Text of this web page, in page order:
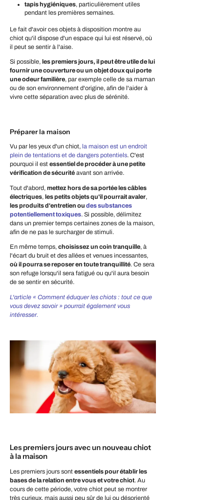
tapis hygiéniques, particulièrement utiles
pendant les premières semaines.
Le fait d'avoir ces objets à disposition montre au
chiot qu'il dispose d'un espace qui lui est réservé, où
il peut se sentir à l'aise.
Si possible, les premiers jours, il peut être utile de lui
fournir une couverture ou un objet doux qui porte
une odeur familière, par exemple celle de sa maman
ou de son environnement d'origine, afin de l'aider à
vivre cette séparation avec plus de sérénité.
Préparer la maison
Vu par les yeux d'un chiot, la maison est un endroit
plein de tentations et de dangers potentiels. C'est
pourquoi il est essentiel de procéder à une petite
vérification de sécurité avant son arrivée.
Tout d'abord, mettez hors de sa portée les câbles
électriques, les petits objets qu'il pourrait avaler,
les produits d'entretien ou des substances
potentiellement toxiques. Si possible, délimitez
dans un premier temps certaines zones de la maison,
afin de ne pas le surcharger de stimuli.
En même temps, choisissez un coin tranquille, à
l'écart du bruit et des allées et venues incessantes,
où il pourra se reposer en toute tranquillité. Ce sera
son refuge lorsqu'il sera fatigué ou qu'il aura besoin
de se sentir en sécurité.
L'article « Comment éduquer les chiots : tout ce que
vous devez savoir » pourrait également vous
intéresser.
Les premiers jours avec un nouveau chiot
à la maison
Les premiers jours sont essentiels pour établir les
bases de la relation entre vous et votre chiot. Au
cours de cette période, votre chiot peut se montrer
très curieux, mais aussi peu sûr de lui ou désorienté